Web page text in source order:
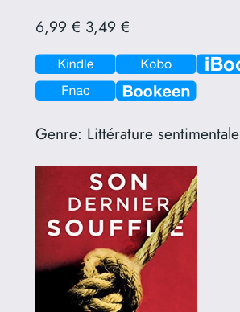
6,99 €3,49 €
Genre: Littérature sentimentale